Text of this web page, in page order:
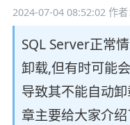
2024-07-04 08:52:02作者
SQL Server正常
卸载,但有时可能
导致其不能自动
章主要给大家介